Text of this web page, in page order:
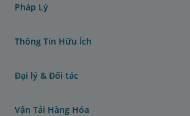
Pháp Lý
Thông Tin Hữu Ích
Đại lý & Đối tác
Vận Tải Hàng Hóa